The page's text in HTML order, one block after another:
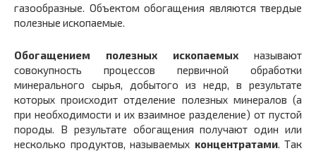
газообразные. Объектом обогащения являются твердые
полезные ископаемые.
Обогащением полезных ископаемых называют
совокупность процессов первичной обработки
минерального сырья, добытого из недр, в результате
которых происходит отделение полезных минералов (а
при необходимости и их взаимное разделение) от пустой
породы. В результате обогащения получают один или
несколько продуктов, называемых концентратами. Так